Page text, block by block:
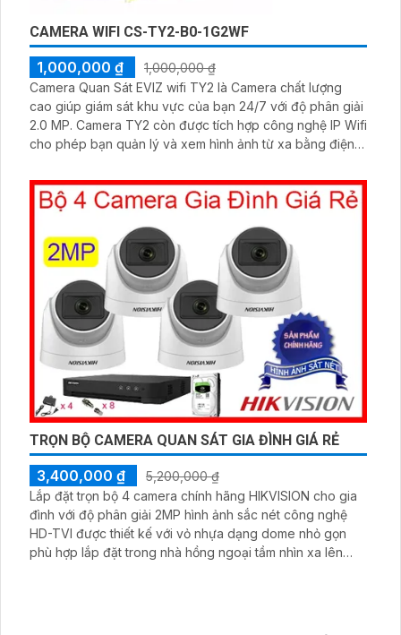
CAMERA WIFI CS-TY2-B0-1G2WF
1,000,000 ₫
1,000,000 ₫
Camera Quan Sát EVIZ wifi TY2 là Camera chất lượng
cao giúp giám sát khu vực của bạn 24/7 với độ phân giải
2.0 MP. Camera TY2 còn được tích hợp công nghệ IP Wifi
cho phép bạn quản lý và xem hình ảnh từ xa bằng điện
trong nhà, quán cà phê, shop áo quần, văn phòng,.
TRỌN BỘ CAMERA QUAN SÁT GIA ĐÌNH GIÁ RẺ
3,400,000 ₫
5,200,000 ₫
Lắp đặt trọn bộ 4 camera chính hãng HIKVISION cho gia
đình với độ phân giải 2MP hình ảnh sắc nét công nghệ
HD-TVI được thiết kế với vỏ nhựa dạng dome nhỏ gọn
phù hợp lắp đặt trong nhà hồng ngoại tầm nhìn xa lên